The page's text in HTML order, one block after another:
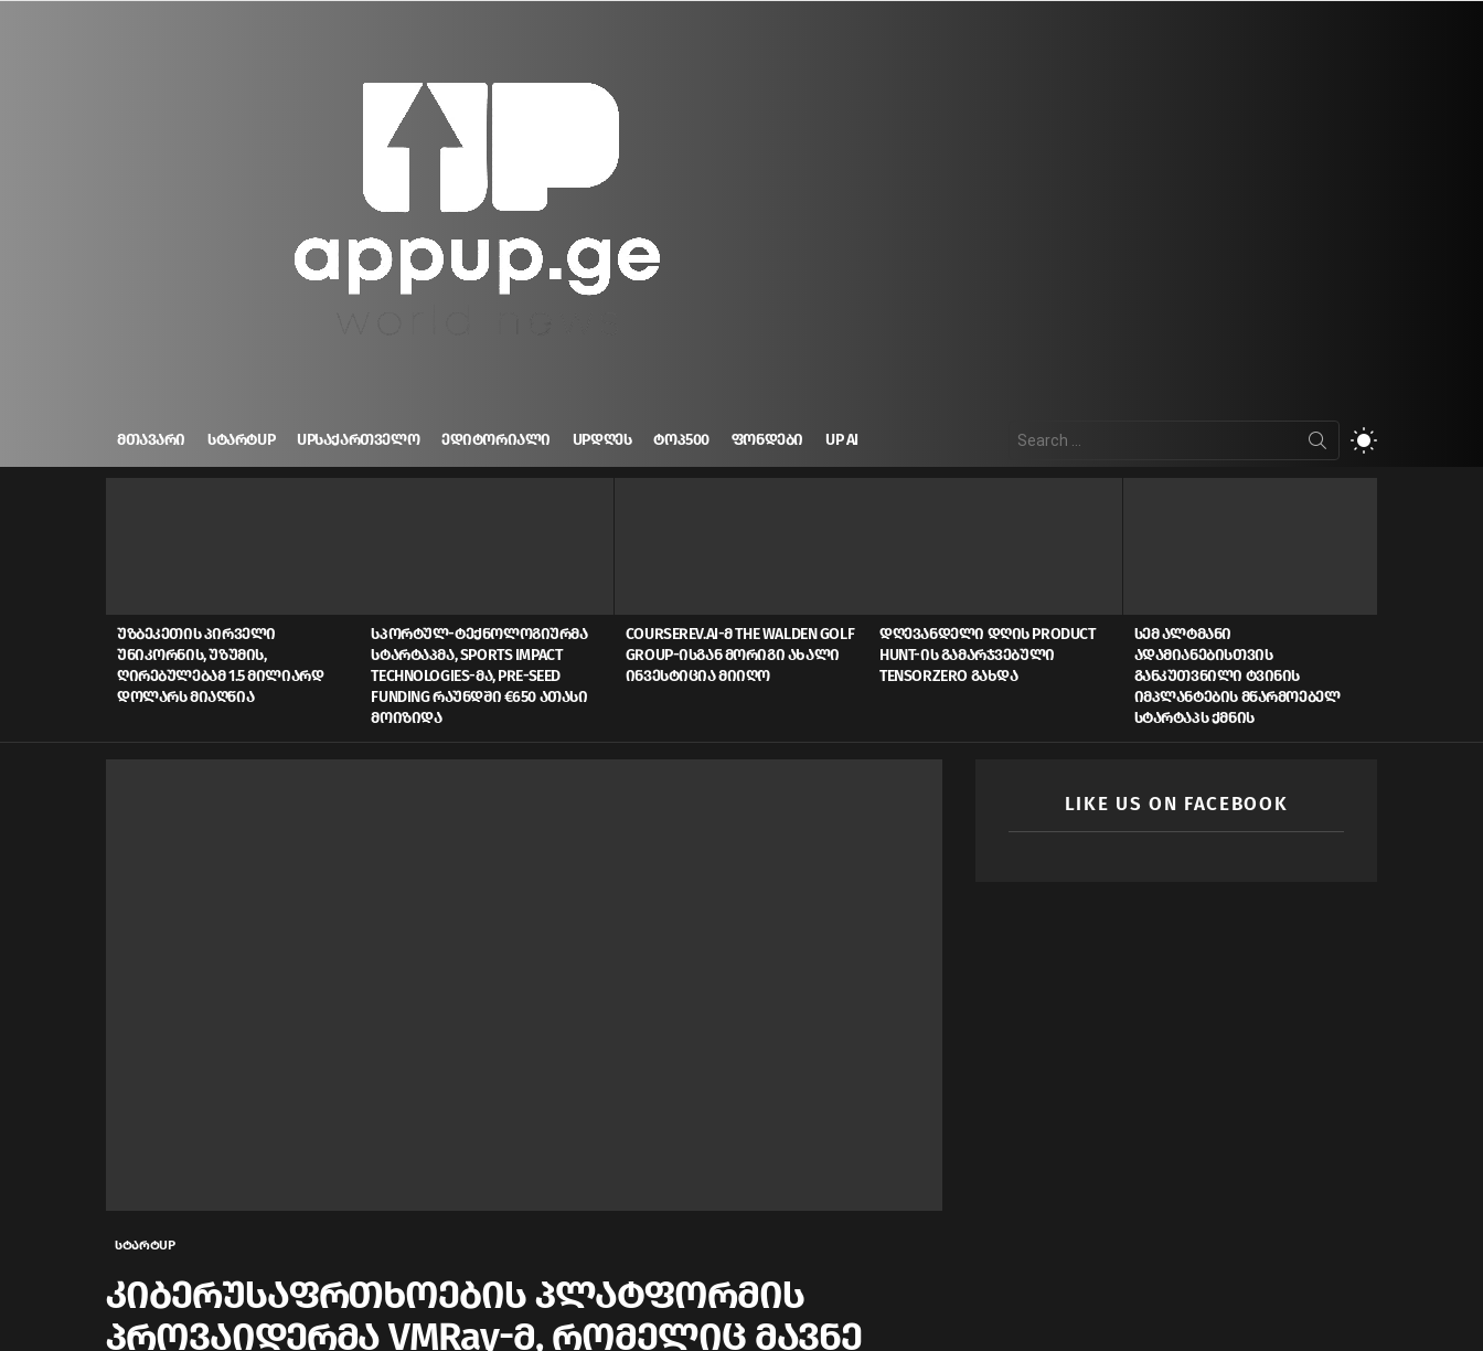
ᲛᲗᲐᲕᲐᲠᲘ ᲡᲢᲐᲠᲢUP UPᲡᲐᲥᲐᲠᲗᲕᲔᲚᲝ ᲔᲓᲘᲢᲝᲠᲘᲐᲚᲘ UPᲓᲦᲔᲡ ᲢᲝᲞ500 ᲤᲝᲜᲓᲔᲑᲘ UP AI
for:
ᲣᲖᲑᲔᲙᲔᲗᲘᲡ ᲞᲘᲠᲕᲔᲚᲘ
ᲣᲜᲘᲙᲝᲠᲜᲘᲡ, ᲣᲖᲣᲛᲘᲡ,
ᲦᲘᲠᲔᲑᲣᲚᲔᲑᲐᲛ 1.5 ᲛᲘᲚᲘᲐᲠᲓ
ᲓᲝᲚᲐᲠᲡ ᲛᲘᲐᲦᲬᲘᲐ
ᲡᲞᲝᲠᲢᲣᲚ-ᲢᲔᲥᲜᲝᲚᲝᲒᲘᲣᲠᲛᲐ
ᲡᲢᲐᲠᲢᲐᲞᲛᲐ, SPORTS IMPACT
TECHNOLOGIES-ᲛᲐ, PRE-SEED
FUNDING ᲠᲐᲣᲜᲓᲨᲘ €650 ᲐᲗᲐᲡᲘ
ᲛᲝᲘᲖᲘᲓᲐ
COURSEREV.AI-Მ THE WALDEN GOLF
GROUP-ᲘᲡᲒᲐᲜ ᲛᲝᲠᲘᲒᲘ ᲐᲮᲐᲚᲘ
ᲘᲜᲕᲔᲡᲢᲘᲪᲘᲐ ᲛᲘᲘᲦᲝ
ᲓᲦᲔᲕᲐᲜᲓᲔᲚᲘ ᲓᲦᲘᲡ PRODUCT
HUNT-ᲘᲡ ᲒᲐᲛᲐᲠᲯᲕᲔᲑᲣᲚᲘ
TENSORZERO ᲒᲐᲮᲓᲐ
ᲡᲔᲛ ᲐᲚᲢᲛᲐᲜᲘ
ᲐᲓᲐᲛᲘᲐᲜᲔᲑᲘᲡᲗᲕᲘᲡ
ᲒᲐᲜᲙᲣᲗᲕᲜᲘᲚᲘ ᲢᲕᲘᲜᲘᲡ
ᲘᲛᲞᲚᲐᲜᲢᲔᲑᲘᲡ ᲛᲬᲐᲠᲛᲝᲔᲑᲔᲚ
ᲡᲢᲐᲠᲢᲐᲞᲡ ᲥᲛᲜᲘᲡ
სტარტUP
კიბერუსაფრთხოების პლატფორმის
პროვაიდერმა VMRay-მ, რომელიც მავნე
LIKE US ON FACEBOOK